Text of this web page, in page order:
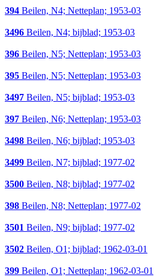
394 Beilen, N4; Netteplan; 1953-03
3496 Beilen, N4; bijblad; 1953-03
396 Beilen, N5; Netteplan; 1953-03
395 Beilen, N5; Netteplan; 1953-03
3497 Beilen, N5; bijblad; 1953-03
397 Beilen, N6; Netteplan; 1953-03
3498 Beilen, N6; bijblad; 1953-03
3499 Beilen, N7; bijblad; 1977-02
3500 Beilen, N8; bijblad; 1977-02
398 Beilen, N8; Netteplan; 1977-02
3501 Beilen, N9; bijblad; 1977-02
3502 Beilen, O1; bijblad; 1962-03-01
399 Beilen, O1; Netteplan; 1962-03-01